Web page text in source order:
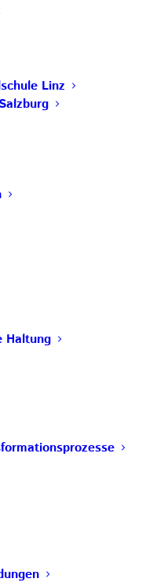
Linz
Haltung
Außerdem
und
(Kongresse,
lukriert bzw.
Fördergelder.
Höhe von EUR
100,00 für
werden und
Gedankens aktiv
Partnerschulen
auf Anfrage